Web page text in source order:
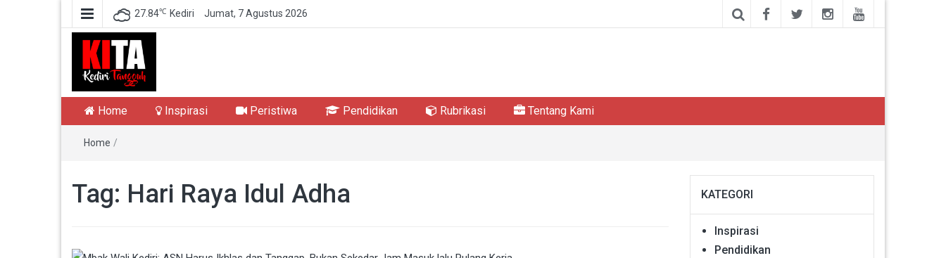
27.84℃ Kediri Jumat, 7 Agustus 2026
Kediri Tangguh
Home Inspirasi Peristiwa Pendidikan Rubrikasi Tentang Kami
Home /
Tag: Hari Raya Idul Adha KATEGORI
Inspirasi
Pendidikan